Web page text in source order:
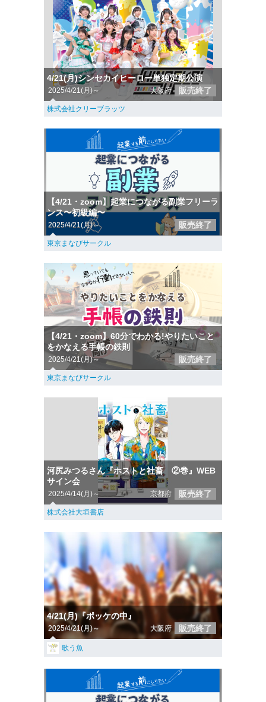
4/21(月)シンセカイヒーロー単独定期公演
2025/4/21(月)～ 大阪府 販売終了
株式会社クリーブラッツ
【4/21・zoom】起業につながる副業フリーラ
ンス〜初級編〜
2025/4/21(月)～ 販売終了
東京まなびサークル
【4/21・zoom】60分でわかる!やりたいこと
をかなえる手帳の鉄則
2025/4/21(月)～ 販売終了
東京まなびサークル
河尻みつるさん『ホストと社畜 ②巻』WEB
サイン会
2025/4/14(月)～ 京都府 販売終了
株式会社大垣書店
4/21(月)『ポッケの中』
2025/4/21(月)～ 大阪府 販売終了
歌う魚